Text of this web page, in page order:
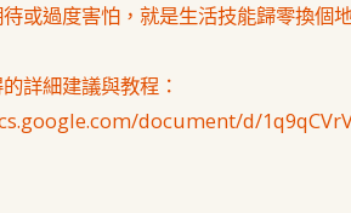
或過度害怕，就是生活技能歸零換個
詳細建議與教程：
document/d/